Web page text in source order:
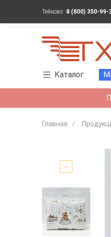
Тейково 8 (800) 350-99-
Каталог
Главная